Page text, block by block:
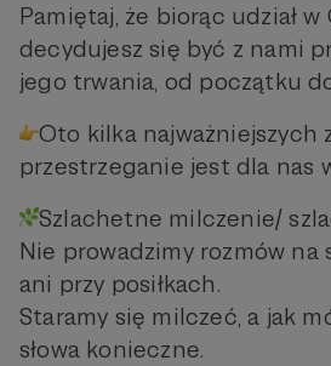
Pamiętaj, że biorąc udział
decydujesz się być z nami
jego trwania, od początku
Oto kilka najważniejszych
przestrzeganie jest dla nas
Szlachetne milczenie/
Nie prowadzimy rozmów na
ani przy posiłkach.
Staramy się milczeć, a jak
słowa konieczne.